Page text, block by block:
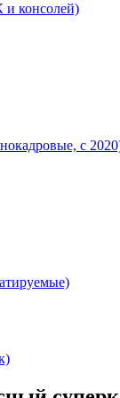
и консолей)
с